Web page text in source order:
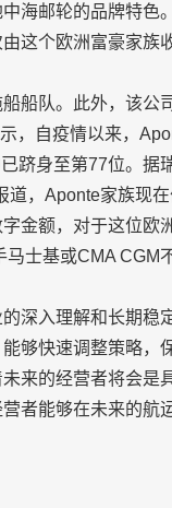
海邮轮的品牌特色
这个欧洲富豪家族
船队。此外，该公
，自疫情以来，
跻身至第77位。据
道，Aponte家族现
金额，对于这位欧
士基或CMA CGM
深入理解和长期稳
够快速调整策略，
来的经营者将会是
者能够在未来的航